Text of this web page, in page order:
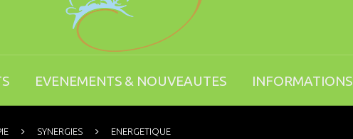
EVENEMENTS & NOUVEAUTES INFORMATIONS
SYNERGIES ENERGETIQUE